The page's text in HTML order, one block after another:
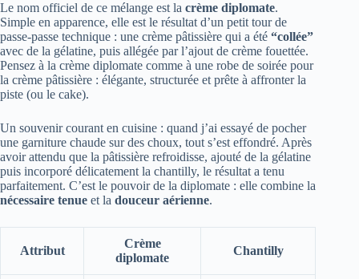
Le nom officiel de ce mélange est la crème diplomate.
Simple en apparence, elle est le résultat d’un petit tour de
passe‑passe technique : une crème pâtissière qui a été “collée”
avec de la gélatine, puis allégée par l’ajout de crème fouettée.
Pensez à la crème diplomate comme à une robe de soirée pour
la crème pâtissière : élégante, structurée et prête à affronter la
piste (ou le cake).
Un souvenir courant en cuisine : quand j’ai essayé de pocher
une garniture chaude sur des choux, tout s’est effondré. Après
avoir attendu que la pâtissière refroidisse, ajouté de la gélatine
puis incorporé délicatement la chantilly, le résultat a tenu
parfaitement. C’est le pouvoir de la diplomate : elle combine la
nécessaire tenue et la douceur aérienne.
Attribut
Crème
diplomate
Chantilly